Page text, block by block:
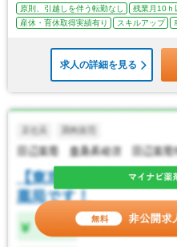
原則、引越しを伴う転勤なし
残業月10ｈ
産休・育休取得実績有り
スキルアップ
求人の詳細を見る